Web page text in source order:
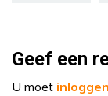
Geef een
U moet inloggen